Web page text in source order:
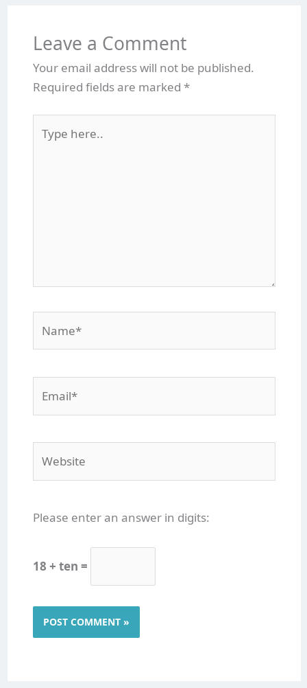
Leave a Comment
Your email address will not be published.
Required fields are marked *
here..
Please enter an answer in digits:
18 + ten =